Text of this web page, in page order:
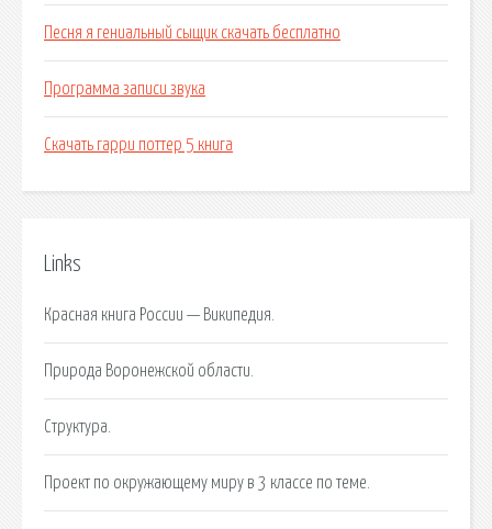
Песня я гениальный сыщик скачать бесплатно
Программа записи звука
Скачать гарри поттер 5 книга
Links
Красная книга России — Википедия.
Природа Воронежской области.
Структура.
Проект по окружающему миру в 3 классе по теме.